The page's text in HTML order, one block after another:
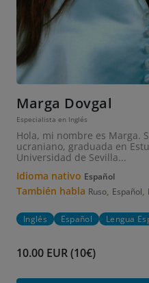
Marga Dovgal
Especialista en Inglés
Hola, mi nombre es Marga.
ucraniano, graduada en
Universidad de Sevilla...
Idioma nativo Español
También habla Ruso, Español,
Inglés Español Lengua
10.00 EUR (10€)